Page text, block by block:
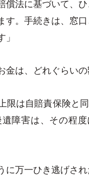
償法に基づいて、
す。手続きは、窓
金は、どれぐらい
限は自賠責保険と
障害は、その程
に万一ひき逃げさ